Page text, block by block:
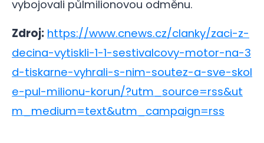
vybojovali půlmilionovou odměnu.
Zdroj: https://www.cnews.cz/clanky/zaci-z-
decina-vytiskli-1-1-sestivalcovy-motor-na-3
d-tiskarne-vyhrali-s-nim-soutez-a-sve-skol
e-pul-milionu-korun/?utm_source=rss&ut
m_medium=text&utm_campaign=rss